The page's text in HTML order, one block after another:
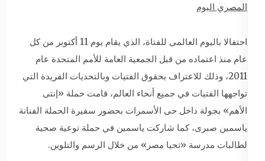
المصري اليوم
احتفالا باليوم العالمى للفتاة، الذي يقام يوم 11 أكتوبر من كل
عام منذ اعتماده من قبل الجمعية العامة للأمم المتحدة عام
2011، وذلك للاعتراف بحقوق الفتيات وبالتحديات الفريدة التي
تواجهها الفتيات في جميع أنحاء العالم، قامت حملة «إنتى
الأهم» بجولة داخل حى الأسمرات بحضور سفيرة الحملة الفنانة
ياسمين صبرى، كما شاركت ياسمين في حملة توعية صحية
لطالبات مدرسة «تحيا مصر» من خلال الرسم والتلوين.